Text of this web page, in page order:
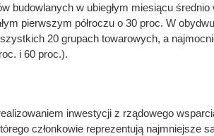
budowlanych w ubiegłym miesiącu średnio
pierwszym półroczu o 30 proc. W
20 grupach towarowych, a
i 60 proc.).
inwestycji z rządowego
członkowie reprezentują najmniejsze